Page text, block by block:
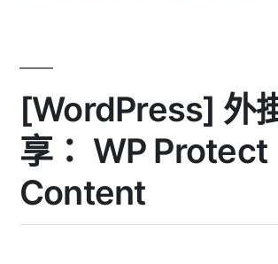
[WordPress] 外
享： WP Protect
Content